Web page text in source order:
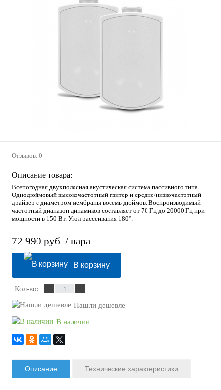
Отзывов: 0
Описание товара:
Всепогодная двухполосная акустическая система пассивного типа.
Однодюймовый высокочастотный твитер и средне/низкочастотный
драйвер с диаметром мембраны восемь дюймов. Воспроизводимый
частотный диапазон динамиков составляет от 70 Гц до 20000 Гц при
мощности в 150 Вт. Угол рассеивания 180°.
72 990 руб. / пара
В корзину
Кол-во:
Нашли дешевле
В наличии
Описание Технические характеристики